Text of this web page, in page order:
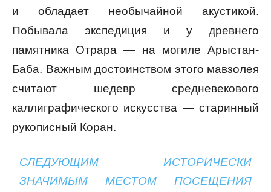
и обладает необычайной акустикой.
Побывала экспедиция и у древнего
памятника Отрара — на могиле Арыстан-
Баба. Важным достоинством этого мавзолея
считают шедевр средневекового
каллиграфического искусства — старинный
рукописный Коран.
СЛЕДУЮЩИМ ИСТОРИЧЕСКИ
ЗНАЧИМЫМ МЕСТОМ ПОСЕЩЕНИЯ